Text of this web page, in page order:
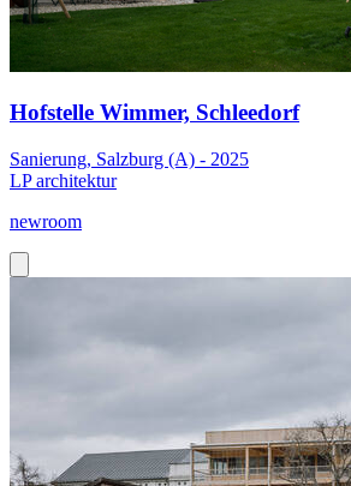
Hofstelle Wimmer, Schleedorf
Sanierung, Salzburg (A) - 2025
LP architektur
newroom